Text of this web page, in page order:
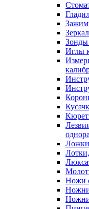
Зонды
Иглы
Ножи